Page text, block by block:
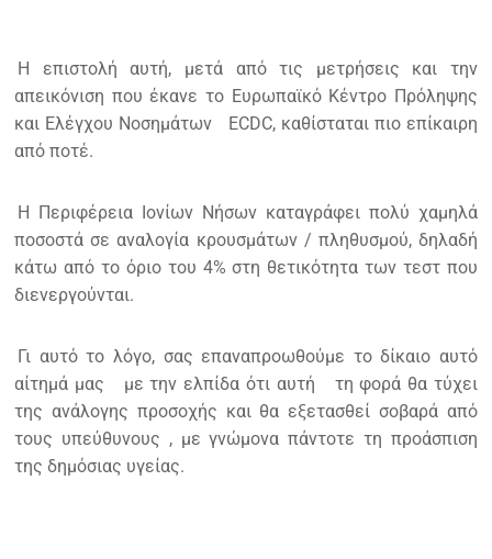
Η επιστολή αυτή, μετά από τις μετρήσεις και την
απεικόνιση που έκανε το Ευρωπαϊκό Κέντρο Πρόληψης
και Ελέγχου Νοσημάτων
ECDC, καθίσταται πιο επίκαιρη
από ποτέ.
Η Περιφέρεια Ιονίων Νήσων καταγράφει πολύ χαμηλά
ποσοστά σε αναλογία κρουσμάτων / πληθυσμού, δηλαδή
κάτω από το όριο του 4% στη θετικότητα των τεστ που
διενεργούνται.
Γι αυτό το λόγο, σας επαναπροωθούμε το δίκαιο αυτό
αίτημά μας
με την ελπίδα ότι αυτή
τη φορά θα τύχει
της ανάλογης προσοχής και θα εξετασθεί σοβαρά από
τους υπεύθυνους , με γνώμονα πάντοτε τη προάσπιση
της δημόσιας υγείας.